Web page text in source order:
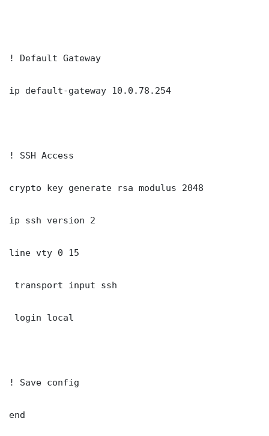
! Default Gateway
ip default-gateway 10.0.78.254
! SSH Access
crypto key generate rsa modulus 2048
ip ssh version 2
line vty 0 15
transport input ssh
login local
! Save config
end